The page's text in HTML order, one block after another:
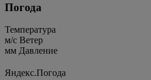
Погода
Температура
м/c Ветер
мм Давление
Яндекс.Погода